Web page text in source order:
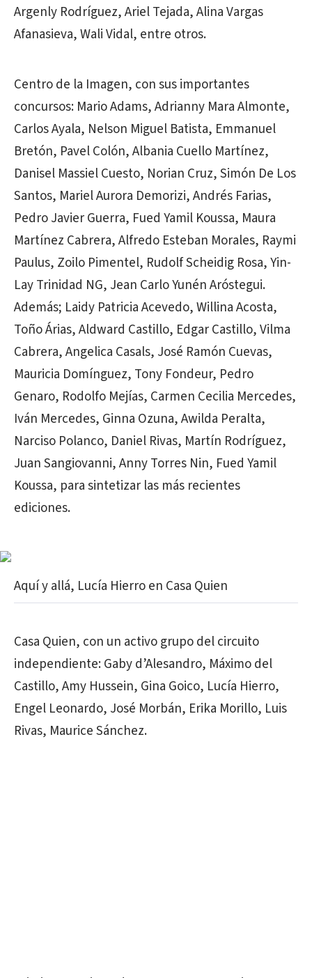
Argenly Rodríguez, Ariel Tejada, Alina Vargas
Afanasieva, Wali Vidal, entre otros.
Centro de la Imagen, con sus importantes
concursos: Mario Adams, Adrianny Mara Almonte,
Carlos Ayala, Nelson Miguel Batista, Emmanuel
Bretón, Pavel Colón, Albania Cuello Martínez,
Danisel Massiel Cuesto, Norian Cruz, Simón De Los
Santos, Mariel Aurora Demorizi, Andrés Farias,
Pedro Javier Guerra, Fued Yamil Koussa, Maura
Martínez Cabrera, Alfredo Esteban Morales, Raymi
Paulus, Zoilo Pimentel, Rudolf Scheidig Rosa, Yin-
Lay Trinidad NG, Jean Carlo Yunén Aróstegui.
Además; Laidy Patricia Acevedo, Willina Acosta,
Toño Árias, Aldward Castillo, Edgar Castillo, Vilma
Cabrera, Angelica Casals, José Ramón Cuevas,
Mauricia Domínguez, Tony Fondeur, Pedro
Genaro, Rodolfo Mejías, Carmen Cecilia Mercedes,
Iván Mercedes, Ginna Ozuna, Awilda Peralta,
Narciso Polanco, Daniel Rivas, Martín Rodríguez,
Juan Sangiovanni, Anny Torres Nin, Fued Yamil
Koussa, para sintetizar las más recientes
ediciones.
Aquí y allá, Lucía Hierro en Casa Quien
Casa Quien, con un activo grupo del circuito
independiente: Gaby d’Alesandro, Máximo del
Castillo, Amy Hussein, Gina Goico, Lucía Hierro,
Engel Leonardo, José Morbán, Erika Morillo, Luis
Rivas, Maurice Sánchez.